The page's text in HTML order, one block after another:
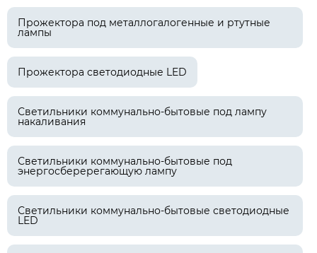
Прожектора под металлогалогенные и ртутные
лампы
Прожектора светодиодные LED
Светильники коммунально-бытовые под лампу
накаливания
Светильники коммунально-бытовые под
энергосберерегающую лампу
Светильники коммунально-бытовые светодиодные
LED